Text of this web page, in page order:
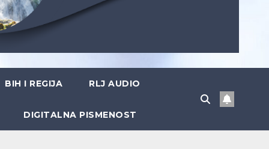
BIH I REGIJA RLJ AUDIO
DIGITALNA PISMENOST